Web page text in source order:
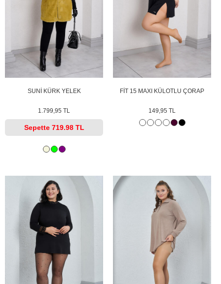
SUNİ KÜRK YELEK
1.799,95 TL
Sepette 719.98 TL
FİT 15 MAXI KÜLOTLU ÇORAP
149,95 TL